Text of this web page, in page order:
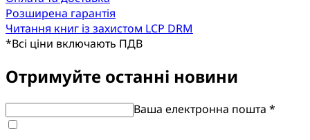
Розширена гарантія
Читання книг із захистом LCP DRM
*Всі ціни включають ПДВ
Отримуйте останні новини
Ваша електронна пошта *